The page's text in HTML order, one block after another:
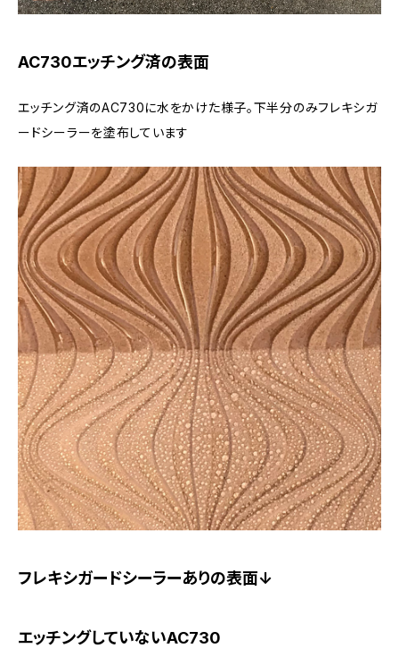
AC730エッチング済の表面
エッチング済のAC730に水をかけた様子。下半分のみフレキシガ
ードシーラーを塗布しています
フレキシガードシーラーありの表面↓
エッチングしていないAC730